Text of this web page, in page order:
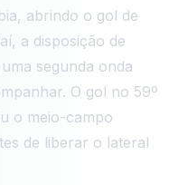
abrindo o gol de
a disposição de
segunda onda
O gol no 59º
o meio-campo
de liberar o lateral